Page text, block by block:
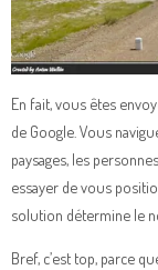
En fait, vous êtes
de Google. Vous
paysages, les
essayer de vous
solution détermine le
Bref, c’est top, parce